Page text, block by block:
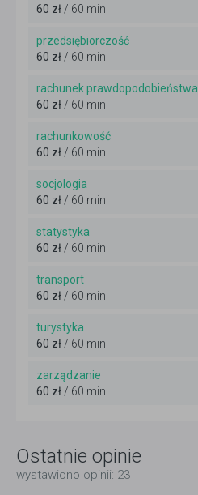
60 zł / 60 min
przedsiębiorczość
60 zł / 60 min
rachunek prawdopodobieństwa
60 zł / 60 min
rachunkowość
60 zł / 60 min
socjologia
60 zł / 60 min
statystyka
60 zł / 60 min
transport
60 zł / 60 min
turystyka
60 zł / 60 min
zarządzanie
60 zł / 60 min
Ostatnie opinie
wystawiono opinii: 23